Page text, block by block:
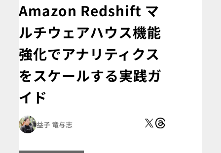
Amazon Redshift マ
ルチウェアハウス機能
強化でアナリティクス
をスケールする実践ガ
イド
益子 竜与志